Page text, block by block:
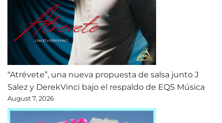
“Atrévete”, una nueva propuesta de salsa junto J
Salez y DerekVinci bajo el respaldo de EQS Música
August 7, 2026